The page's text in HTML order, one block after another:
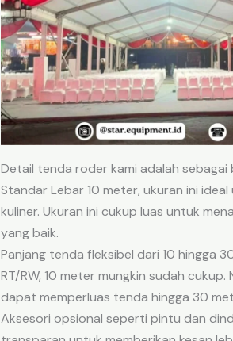
Detail tenda roder kami adalah sebagai
Standar Lebar 10 meter, ukuran ini
kuliner. Ukuran ini cukup luas untuk
yang baik.
Panjang tenda fleksibel dari 10 hingga
RT/RW, 10 meter mungkin sudah
dapat memperluas tenda hingga 30
Aksesori opsional seperti pintu dan